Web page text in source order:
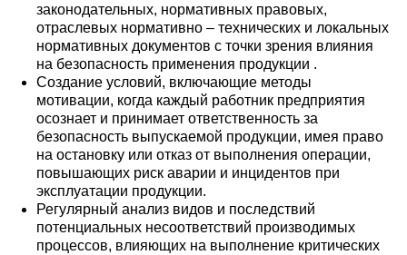
законодательных, нормативных правовых,
отраслевых нормативно – технических и локальных
нормативных документов с точки зрения влияния
на безопасность применения продукции .
Создание условий, включающие методы
мотивации, когда каждый работник предприятия
осознает и принимает ответственность за
безопасность выпускаемой продукции, имея право
на остановку или отказ от выполнения операции,
повышающих риск аварии и инцидентов при
эксплуатации продукции.
Регулярный анализ видов и последствий
потенциальных несоответствий производимых
процессов, влияющих на выполнение критических